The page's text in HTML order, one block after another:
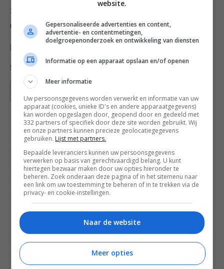
3. Verkruimel de feta erover, bestrooi met de zaden en
noten, en druppel de dressing eroverheen.
Bewuste keuzes Gangen
Groente recepten Herfstrecepten
Hollandse recepten Hoofdgerecht
Keukens Lunch recepten Lunchgerecht
Pompoen Recept van de dag
Salade
Superfood recepten Vegetarische recepten
website.
Gepersonaliseerde advertenties en content,
advertentie- en contentmetingen,
doelgroepenonderzoek en ontwikkeling van diensten
Informatie op een apparaat opslaan en/of openen
Meer informatie
Uw persoonsgegevens worden verwerkt en informatie van uw
apparaat (cookies, unieke ID's en andere apparaatgegevens)
kan worden opgeslagen door, geopend door en gedeeld met
332 partners of specifiek door deze site worden gebruikt. Wij
en onze partners kunnen precieze geolocatiegegevens
gebruiken. Lijst met partners.
Bepaalde leveranciers kunnen uw persoonsgegevens
verwerken op basis van gerechtvaardigd belang. U kunt
hiertegen bezwaar maken door uw opties hieronder te
beheren. Zoek onderaan deze pagina of in het sitemenu naar
een link om uw toestemming te beheren of in te trekken via de
privacy- en cookie-instellingen.
Naar de website
Meer opties